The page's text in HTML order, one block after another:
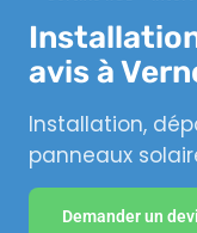
avis à
Installation,
panneaux
Demander un